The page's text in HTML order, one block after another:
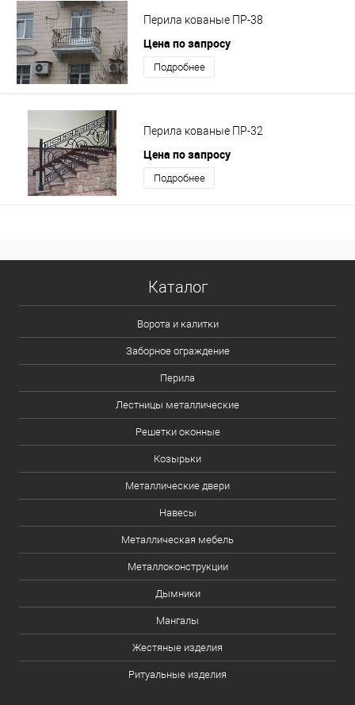
Перила кованые ПР-38
Цена по запросу
Подробнее
Перила кованые ПР-32
Цена по запросу
Подробнее
Каталог
Ворота и калитки
Заборное ограждение
Перила
Лестницы металлические
Решетки оконные
Козырьки
Металлические двери
Навесы
Металлическая мебель
Металлоконструкции
Дымники
Мангалы
Жестяные изделия
Ритуальные изделия